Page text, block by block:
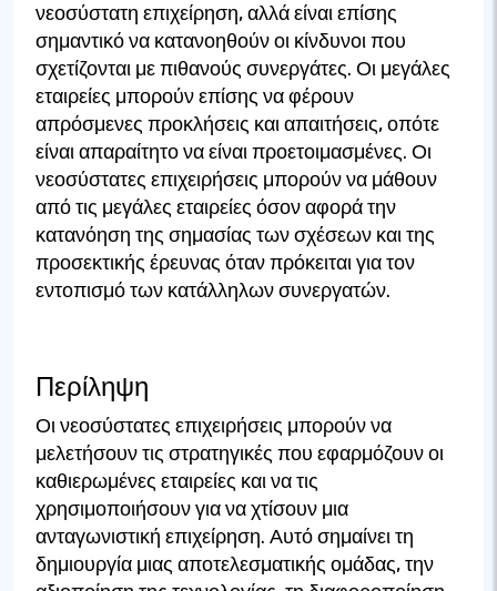
νεοσύστατη επιχείρηση, αλλά είναι επίσης
σημαντικό να κατανοηθούν οι κίνδυνοι που
σχετίζονται με πιθανούς συνεργάτες. Οι μεγάλες
εταιρείες μπορούν επίσης να φέρουν
απρόσμενες προκλήσεις και απαιτήσεις, οπότε
είναι απαραίτητο να είναι προετοιμασμένες. Οι
νεοσύστατες επιχειρήσεις μπορούν να μάθουν
από τις μεγάλες εταιρείες όσον αφορά την
κατανόηση της σημασίας των σχέσεων και της
προσεκτικής έρευνας όταν πρόκειται για τον
εντοπισμό των κατάλληλων συνεργατών.
Περίληψη
Οι νεοσύστατες επιχειρήσεις μπορούν να
μελετήσουν τις στρατηγικές που εφαρμόζουν οι
καθιερωμένες εταιρείες και να τις
χρησιμοποιήσουν για να χτίσουν μια
ανταγωνιστική επιχείρηση. Αυτό σημαίνει τη
δημιουργία μιας αποτελεσματικής ομάδας, την